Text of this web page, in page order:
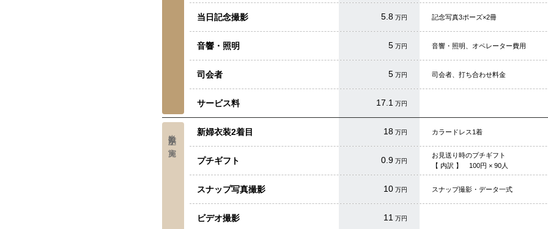
当日記念撮影 5.8 万円 記念写真3ポーズ×2冊
音響・照明 5 万円 音響・照明、オペレーター費用
司会者 5 万円 司会者、打ち合わせ料金
サービス料 17.1 万円
半数以上が実施 新婦衣装2着目 18 万円 カラードレス1着
プチギフト 0.9 万円
お見送り時のプチギフト
【 内訳 】
100円 × 90人
スナップ写真撮影 10 万円 スナップ撮影・データ一式
ビデオ撮影 11 万円